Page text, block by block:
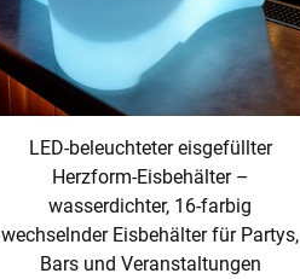
LED-beleuchteter eisgefüllter
Herzform-Eisbehälter –
wasserdichter, 16-farbig
wechselnder Eisbehälter für Partys,
Bars und Veranstaltungen